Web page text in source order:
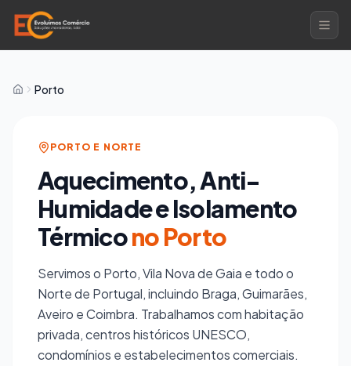
Porto
PORTO E NORTE
Aquecimento, Anti-
Humidade e Isolamento
Térmicono Porto
Servimos o Porto, Vila Nova de Gaia e todo o
Norte de Portugal, incluindo Braga, Guimarães,
Aveiro e Coimbra. Trabalhamos com habitação
privada, centros históricos UNESCO,
condomínios e estabelecimentos comerciais.